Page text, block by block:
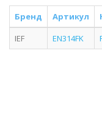
Бренд Артикул
IEF
EN314FK